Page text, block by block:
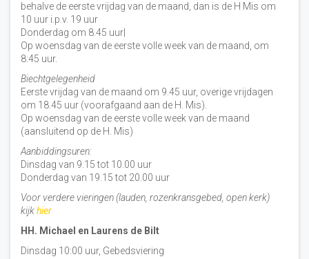
behalve de eerste vrijdag van de maand, dan is de H Mis om
10 uur i.p.v. 19 uur
Donderdag om 8.45 uur|
Op woensdag van de eerste volle week van de maand, om
8:45 uur.
Biechtgelegenheid
Eerste vrijdag van de maand om 9.45 uur, overige vrijdagen
om 18.45 uur (voorafgaand aan de H. Mis).
Op woensdag van de eerste volle week van de maand
(aansluitend op de H. Mis)
Aanbiddingsuren:
Dinsdag van 9.15 tot 10.00 uur
Donderdag van 19.15 tot 20.00 uur
Voor verdere vieringen (lauden, rozenkransgebed, open kerk)
kijkhier
HH. Michael en Laurens de Bilt
Dinsdag 10:00 uur, Gebedsviering